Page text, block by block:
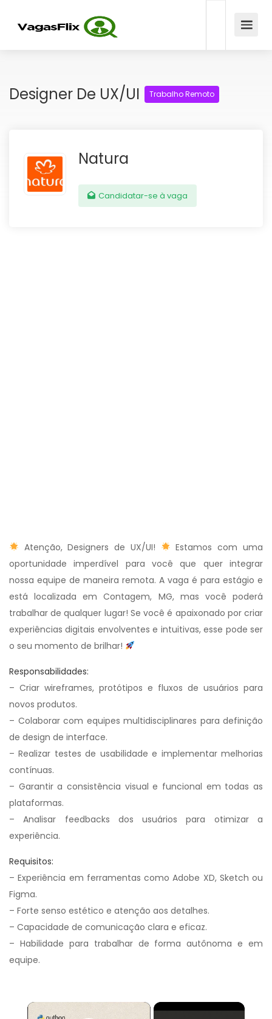
Designer De UX/UI Trabalho Remoto
Natura
Candidatar-se à vaga
Atenção, Designers de UX/UI!
Estamos com uma
oportunidade imperdível para você que quer integrar
nossa equipe de maneira remota. A vaga é para estágio e
está localizada em Contagem, MG, mas você poderá
trabalhar de qualquer lugar! Se você é apaixonado por criar
experiências digitais envolventes e intuitivas, esse pode ser
o seu momento de brilhar!
Responsabilidades:
– Criar wireframes, protótipos e fluxos de usuários para
novos produtos.
– Colaborar com equipes multidisciplinares para definição
de design de interface.
– Realizar testes de usabilidade e implementar melhorias
contínuas.
– Garantir a consistência visual e funcional em todas as
plataformas.
– Analisar feedbacks dos usuários para otimizar a
experiência.
Requisitos:
– Experiência em ferramentas como Adobe XD, Sketch ou
Figma.
– Forte senso estético e atenção aos detalhes.
– Capacidade de comunicação clara e eficaz.
– Habilidade para trabalhar de forma autônoma e em
equipe.
×